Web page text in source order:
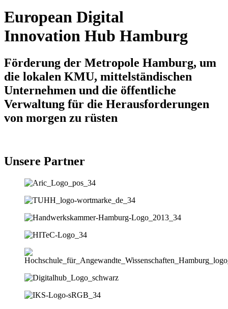
European Digital
Innovation Hub Hamburg
Förderung der Metropole Hamburg, um
die lokalen KMU, mittelständischen
Unternehmen und die öffentliche
Verwaltung für die Herausforderungen
von morgen zu rüsten
Unsere Partner